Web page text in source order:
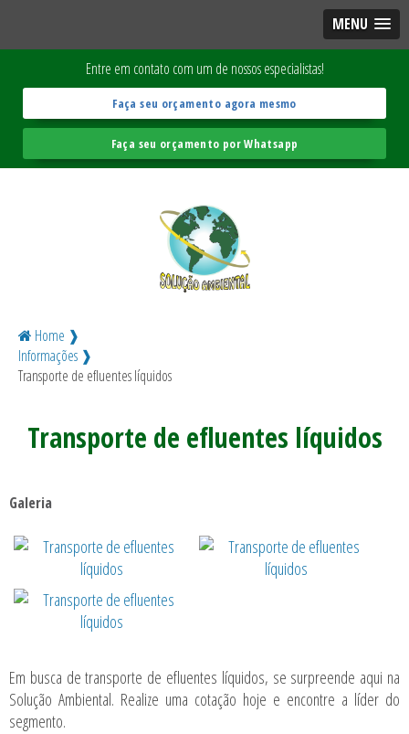
MENU
Entre em contato com um de nossos especialistas!
Faça seu orçamento agora mesmo
Faça seu orçamento por Whatsapp
Home ❱
Informações ❱
Transporte de efluentes líquidos
Transporte de efluentes líquidos
Galeria
Em busca detransporte de efluentes líquidos, se surpreende aqui na
Solução Ambiental. Realize uma cotação hoje e encontre a líder do
segmento.